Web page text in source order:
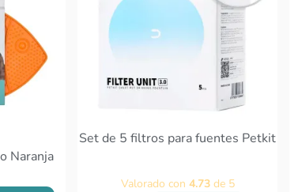
Naranja
Set de 5 filtros para fuentes Petkit
Valorado con 4.73de 5